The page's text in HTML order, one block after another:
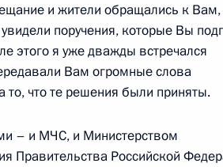
и жители обращались к
поручения, которые Вы
этого я уже дважды встречался
Вам огромные слова
что те решения были приняты.
– и МЧС, и Министерством
Правительства Российской